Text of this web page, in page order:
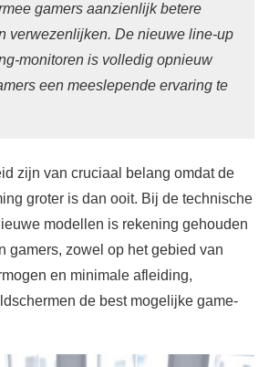
gamers aanzienlijk betere
verwezenlijken. De nieuwe line-up
monitoren is volledig opnieuw
een meeslepende ervaring te
zijn van cruciaal belang omdat de
groter is dan ooit. Bij de technische
modellen is rekening gehouden
gamers, zowel op het gebied van
en minimale afleiding,
de best mogelijke game-